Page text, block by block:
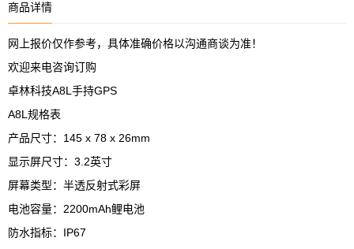
商品详情
网上报价仅作参考，具体准确价格以沟通商谈为准！
欢迎来电咨询订购
卓林科技A8L 手持GPS
A8L 规格表
产品尺寸： 145 x 78 x 26mm
显示屏尺寸： 3.2英寸
屏幕类型：半透反射式彩屏
电池容量： 2200mAh鲤电池
防水指标： IP67